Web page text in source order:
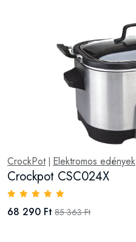
CrockPot| Elektromos edények
Crockpot CSC024X
68 290 Ft 85 363 Ft